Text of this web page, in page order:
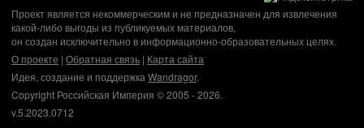
Проект является некоммерческим и не предназначен для извлечения
какой-либо выгоды из публикуемых материалов,
он создан исключительно в информационно-образовательных целях.
О проекте | Обратная связь | Карта сайта
Идея, создание и поддержка Wandragor.
Copyright Российская Империя © 2005 - 2026.
v.5.2023.0712